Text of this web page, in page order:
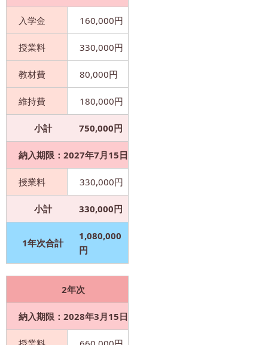
入学金 160,000円
授業料 330,000円
教材費 80,000円
維持費 180,000円
小計 750,000円
納入期限：2027年7月15日
授業料 330,000円
小計 330,000円
1年次合計
1,080,000
円
2年次
納入期限：2028年3月15日